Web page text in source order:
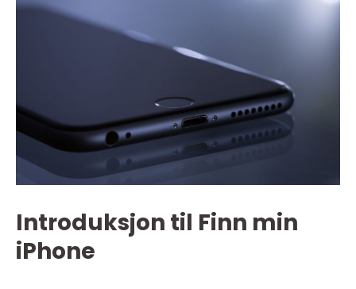
Introduksjon til Finn min
iPhone